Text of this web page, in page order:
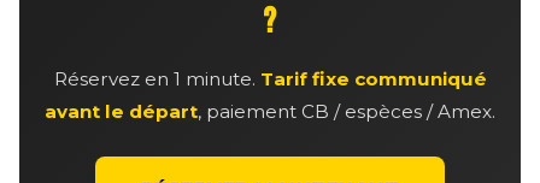
?
Réservez en 1 minute. Tarif fixe communiqué
avant le départ, paiement CB / espèces / Amex.